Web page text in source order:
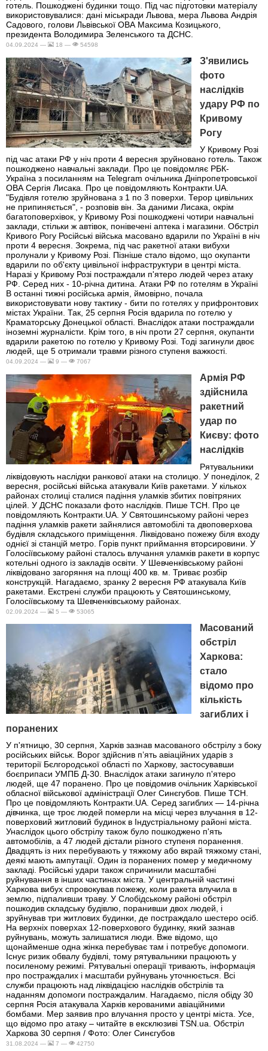
готель. Пошкоджені будинки тощо. Під час підготовки матеріалу
використовувалися: дані міськради Львова, мера Львова Андрія
Садового, голови Львівської ОВА Максима Козицького,
президента Володимира Зеленського та ДСНС.
04.09.2024 — 18 — 54598
З'явились
фото
наслідків
удару РФ по
Кривому
Рогу
У Кривому Розі
під час атаки РФ у ніч проти 4 вересня зруйновано готель. Також
пошкоджено навчальні заклади. Про це повідомляє РБК-
Україна з посиланням на Telegram очільника Дніпропетровської
ОВА Сергія Лисака. Про це повідомляють Контракти.UA.
"Будівля готелю зруйнована з 1 по 3 поверхи. Терор цивільних
не припиняється", - розповів він. За даними Лисака, окрім
багатоповерхівок, у Кривому Розі пошкоджені чотири навчальні
заклади, стільки ж автівок, понівечені аптека і магазини. Обстріл
Кривого Рогу Російські війська масовано вдарили по Україні в ніч
проти 4 вересня. Зокрема, під час ракетної атаки вибухи
пролунали у Кривому Розі. Пізніше стало відомо, що окупанти
вдарили по об'єкту цивільної інфраструктури в центрі міста.
Наразі у Кривому Розі постраждали п'ятеро людей через атаку
РФ. Серед них - 10-річна дитина. Атаки РФ по готелям в Україні
В останні тижні російська армія, ймовірно, почала
використовувати нову тактику - бити по готелях у прифронтових
містах України. Так, 25 серпня Росія вдарила по готелю у
Краматорську Донецької області. Внаслідок атаки постраждали
іноземні журналісти. Крім того, в ніч проти 27 серпня, окупанти
вдарили ракетою по готелю у Кривому Розі. Тоді загинули двоє
людей, ще 5 отримали травми різного ступеня важкості.
04.09.2024 — 9 — 7067
Армія РФ
здійснила
ракетний
удар по
Києву: фото
наслідків
Рятувальники
ліквідовують наслідки ранкової атаки на столицю. У понеділок, 2
вересня, російські війська атакували Київ ракетами. У кількох
районах столиці сталися падіння уламків збитих повітряних
цілей. У ДСНС показали фото наслідків. Пише ТСН. Про це
повідомляють Контракти.UA. У Святошинському районі через
падіння уламків ракети зайнялися автомобілі та двоповерхова
будівля складського приміщення. Ліквідовано пожежу біля входу
однієї зі станцій метро. Горів пункт приймання вторсировини. У
Голосіївському районі сталось влучання уламків ракети в корпус
котельні одного із закладів освіти. У Шевченківському районі
ліквідовано загоряння на площі 400 кв. м. Триває розбір
конструкцій. Нагадаємо, зранку 2 вересня РФ атакувала Київ
ракетами. Екстрені служби працюють у Святошинському,
Голосіївському та Шевченківському районах.
02.09.2024 — 5 — 53065
Масований
обстріл
Харкова:
стало
відомо про
кількість
загиблих і
поранених
У п'ятницю, 30 серпня, Харків зазнав масованого обстрілу з боку
російських військ. Ворог здійснив п’ять авіаційних ударів з
території Бєлгородської області по Харкову, застосувавши
боєприпаси УМПБ Д-30. Внаслідок атаки загинуло п'ятеро
людей, ще 47 поранено. Про це повідомив очільник Харківської
обласної військової адміністрації Олег Синєгубов. Пише ТСН.
Про це повідомляють Контракти.UA. Серед загиблих — 14-річна
дівчинка, ще троє людей померли на місці через влучання в 12-
поверховий житловий будинок в Індустріальному районі міста.
Унаслідок цього обстрілу також було пошкоджено п'ять
автомобілів, а 47 людей дістали різного ступеня поранення.
Двадцять із них перебувають у тяжкому або вкрай тяжкому стані,
деякі мають ампутації. Один із поранених помер у медичному
закладі. Російські удари також спричинили масштабні
руйнування в інших частинах міста. У центральній частині
Харкова вибух спровокував пожежу, коли ракета влучила в
землю, підпаливши траву. У Слобідському районі обстріл
пошкодив складську будівлю, поранивши двох людей, і
зруйнував три житлових будинки, де постраждало шестеро осіб.
На верхніх поверхах 12-поверхового будинку, який зазнав
руйнувань, можуть залишатися люди. Вже відомо, що
щонайменше одна жінка перебуває там і потребує допомоги.
Існує ризик обвалу будівлі, тому рятувальники працюють у
посиленому режимі. Рятувальні операції тривають, інформація
про постраждалих і масштаби руйнувань уточнюється. Всі
служби працюють над ліквідацією наслідків обстрілів та
наданням допомоги постраждалим. Нагадаємо, після обіду 30
серпня Росія атакувала Харків керованими авіаційними
бомбами. Мер заявив про влучання просто у центрі міста. Усе,
що відомо про атаку – читайте в ексклюзиві TSN.ua. Обстріл
Харкова 30 серпня / Фото: Олег Синєгубов
31.08.2024 — 7 — 42750